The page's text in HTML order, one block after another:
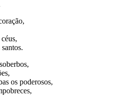
os poderosos,